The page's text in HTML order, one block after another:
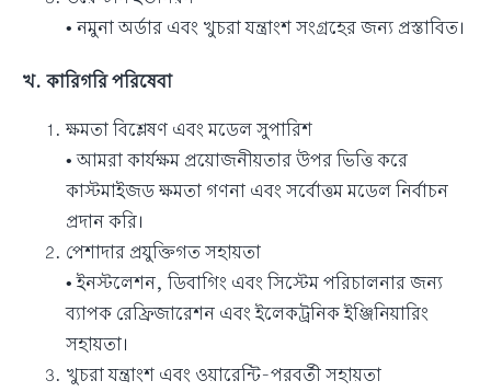
• নমুনা অর্ডার এবং খুচরা যন্ত্রাংশ সংগ্রহের জন্য প্রস্তাবিত।
খ. কারিগরি পরিষেবা
ক্ষমতা বিশ্লেষণ এবং মডেল সুপারিশ
• আমরা কার্যক্ষম প্রয়োজনীয়তার উপর ভিত্তি করে
কাস্টমাইজড ক্ষমতা গণনা এবং সর্বোত্তম মডেল নির্বাচন
প্রদান করি।
পেশাদার প্রযুক্তিগত সহায়তা
• ইনস্টলেশন, ডিবাগিং এবং সিস্টেম পরিচালনার জন্য
ব্যাপক রেফ্রিজারেশন এবং ইলেকট্রনিক ইঞ্জিনিয়ারিং
সহায়তা।
খুচরা যন্ত্রাংশ এবং ওয়ারেন্টি-পরবর্তী সহায়তা